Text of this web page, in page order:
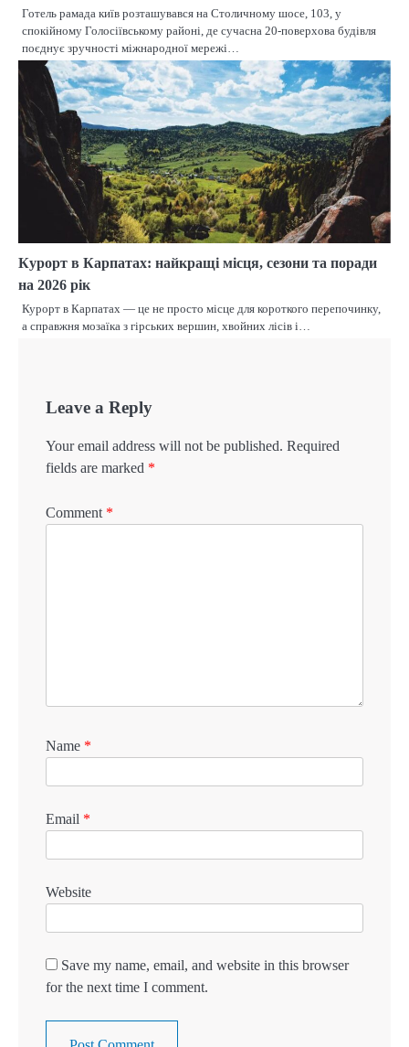
Готель рамада київ розташувався на Столичному шосе, 103, у
спокійному Голосіївському районі, де сучасна 20-поверхова будівля
поєднує зручності міжнародної мережі…
Курорт в Карпатах: найкращі місця, сезони та поради
на 2026 рік
Курорт в Карпатах — це не просто місце для короткого перепочинку,
а справжня мозаїка з гірських вершин, хвойних лісів і…
Leave a Reply
Your email address will not be published. Required
fields are marked *
Comment *
Name *
Email *
Website
Save my name, email, and website in this browser
for the next time I comment.